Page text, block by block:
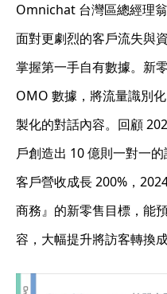
Omnichat 台灣區總經理
面對更劇烈的客戶流失與
掌握第一手自有數據。 新
OMO 數據，將流量識別
製化的對話內容。回顧
戶創造出 10 億則一對一
客戶營收成長 200%，
商務』的新零售目標，能
容，大幅提升將訪客轉換